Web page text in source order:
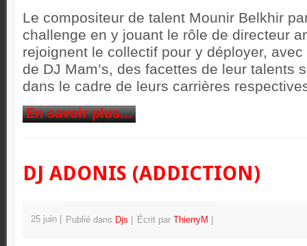
Le compositeur de talent Mounir Belkhir
challenge en y jouant le rôle de directeur
rejoignent le collectif pour y déployer,
de DJ Mam’s, des facettes de leur talents
dans le cadre de leurs carrières
En savoir plus...
DJ ADONIS (ADDICTION)
25 juin Publié dans Djs Écrit par ThierryM